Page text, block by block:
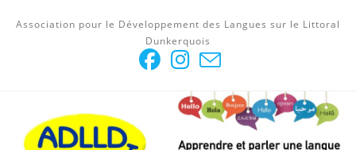
Association pour le Développement des Langues sur le Littoral
Dunkerquois